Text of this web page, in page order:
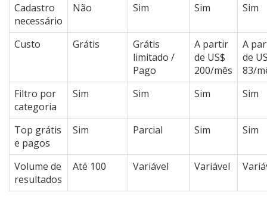
Cadastro
necessário
Não Sim Sim Sim
Custo Grátis
Grátis
limitado /
Pago
A partir
de US$
200/mês
A
de
83/
Filtro por
categoria
Sim Sim Sim Sim
Top grátis
e pagos
Sim Parcial Sim Sim
Volume de
resultados
Até 100 Variável Variável